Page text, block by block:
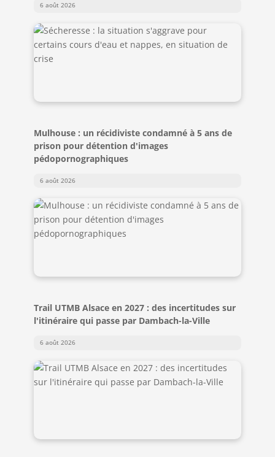
6 août 2026
Mulhouse : un récidiviste condamné à 5 ans de
prison pour détention d'images
pédopornographiques
6 août 2026
Trail UTMB Alsace en 2027 : des incertitudes sur
l'itinéraire qui passe par Dambach-la-Ville
6 août 2026